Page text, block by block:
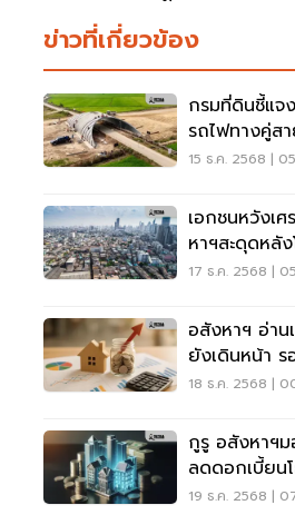
ข่าวที่เกี่ยวข้อง
กรมที่ดินชี้แจ
รถไฟทางคู่ส
เชียงราย–เชี
15 ธ.ค. 2568 |
เอกชนหวังเ
หาฯสะดุดหลั
17 ธ.ค. 2568 |
อสังหาฯ อ่า
ยังเดินหน้า ร
18 ธ.ค. 2568 |
กูรู อสังหาฯ
ลดดอกเบี้ยน
ช่วย
19 ธ.ค. 2568 |